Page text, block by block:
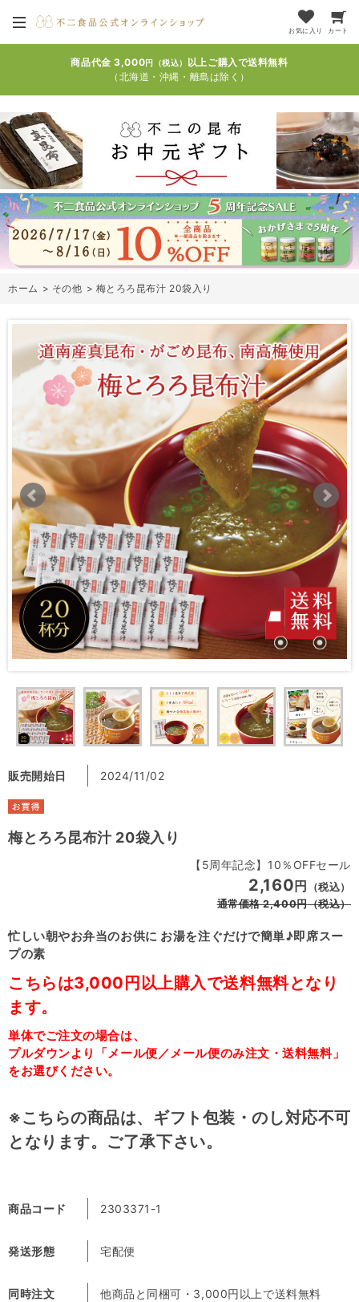
お気に入り カート
商品代金 3,000円（税込）
以上ご購入で送料無料
（北海道・沖縄・離島は除く）
ホーム > その他 > 梅とろろ昆布汁 20袋入り
梅とろろ昆布汁 20袋入り
忙しい朝やお弁当のお供に お湯を注ぐだけで簡単♪即席スー
プの素
【5周年記念】10％OFFセール
2,160円
（税込）
通常価格2,400円（税込）
商品コード 2303371-1
販売開始日 2024/11/02
発送形態 宅配便
同時注文 他商品と同梱可・3,000円以上で送料無料
こちらは3,000円以上購入で送料無料となり
ます。
単体でご注文の場合は、
プルダウンより「メール便／メール便のみ注文・送料無料」
をお選びください。
※こちらの商品は、ギフト包装・のし対応不可
となります。ご了承下さい。